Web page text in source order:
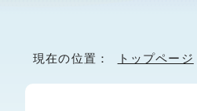
現在の位置： トップページ